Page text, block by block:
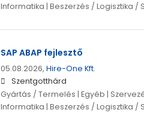
Informatika | Beszerzés / Logisztika /
SAP ABAP fejlesztő
05.08.2026, Hire-One Kft.
Szentgotthárd
Gyártás / Termelés | Egyéb |
Informatika | Beszerzés / Logisztika /